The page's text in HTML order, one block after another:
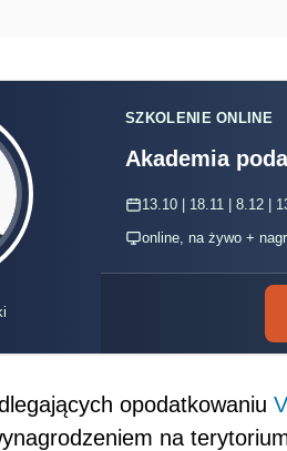
SZKOLENIE ONLINE
Akademia
13.10 | 18.11 | 8.12 |
online, na żywo +
opodatkowaniu
na